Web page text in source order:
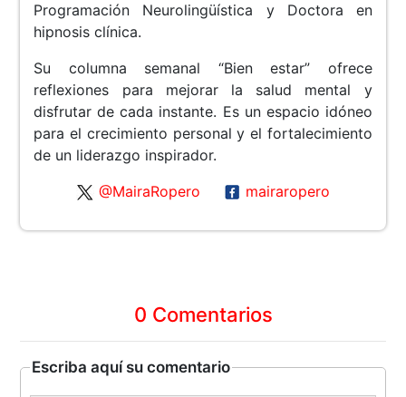
Programación Neurolingüística y Doctora en
hipnosis clínica.
Su columna semanal “Bien estar” ofrece
reflexiones para mejorar la salud mental y
disfrutar de cada instante. Es un espacio idóneo
para el crecimiento personal y el fortalecimiento
de un liderazgo inspirador.
@MairaRopero
mairaropero
0 Comentarios
Escriba aquí su comentario